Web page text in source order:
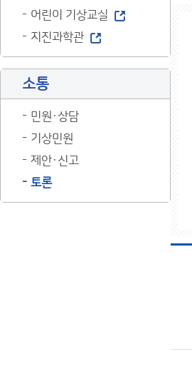
어린이 기상교실
지진과학관
소통
민원·상담
기상민원
제안·신고
토론